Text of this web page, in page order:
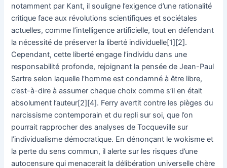
notamment par Kant, il souligne l’exigence d’une rationalité
critique face aux révolutions scientifiques et sociétales
actuelles, comme l’intelligence artificielle, tout en défendant
la nécessité de préserver la liberté individuelle[1][2].
Cependant, cette liberté engage l’individu dans une
responsabilité profonde, rejoignant la pensée de Jean-Paul
Sartre selon laquelle l’homme est condamné à être libre,
c’est-à-dire à assumer chaque choix comme s’il en était
absolument l’auteur[2][4]. Ferry avertit contre les pièges du
narcissisme contemporain et du repli sur soi, que l’on
pourrait rapprocher des analyses de Tocqueville sur
l’individualisme démocratique. En dénonçant le wokisme et
la perte du sens commun, il alerte sur les risques d’une
autocensure qui menacerait la délibération universelle chère